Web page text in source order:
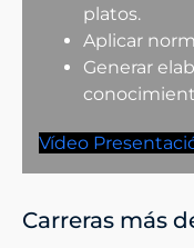
platos.
Aplicar
Generar
Vídeo
Carreras más